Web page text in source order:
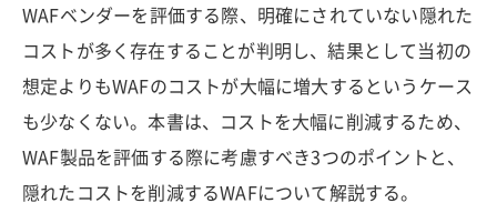
WAFベンダーを評価する際、明確にされていない隠れた
コストが多く存在することが判明し、結果として当初の
想定よりもWAFのコストが大幅に増大するというケース
も少なくない。本書は、コストを大幅に削減するため、
WAF製品を評価する際に考慮すべき3つのポイントと、
隠れたコストを削減するWAFについて解説する。